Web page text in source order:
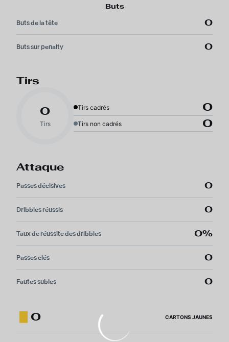
Buts
Buts de la tête 0
Buts sur penalty 0
Tirs
0
Tirs
Tirs cadrés 0
Tirs non cadrés 0
Attaque
Passes décisives 0
Dribbles réussis 0
Taux de réussite des dribbles 0%
Passes clés 0
Fautes subies 0
0 CARTONS JAUNES